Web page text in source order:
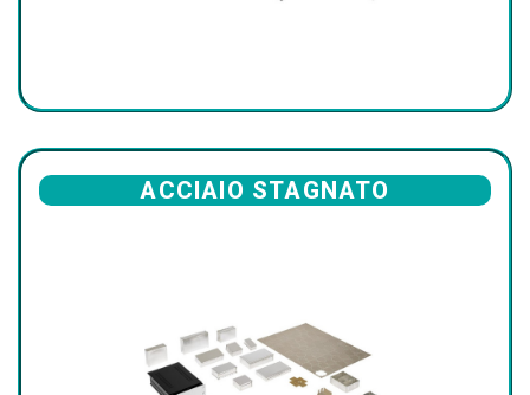
ACCIAIO STAGNATO